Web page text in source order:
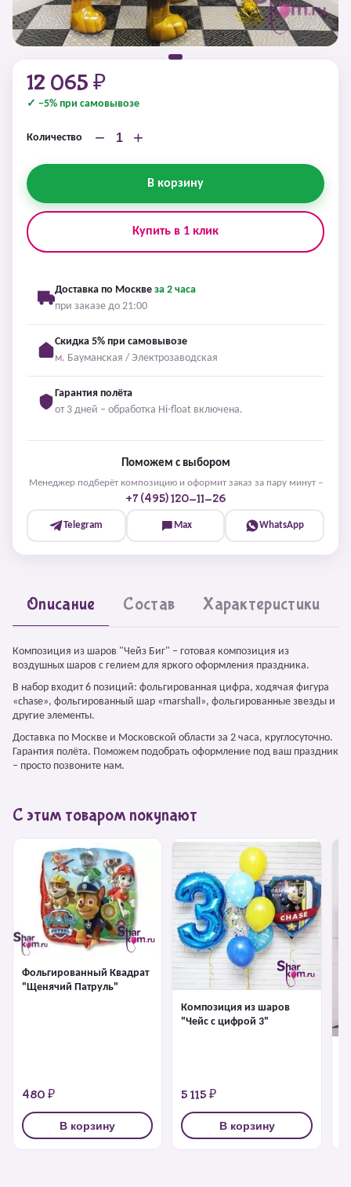
12 065 ₽
✓ −5% при самовывозе
Количество − +
В корзину
Купить в 1 клик
Доставка по Москве за 2 часа
при заказе до 21:00
Скидка 5% при самовывозе
м. Бауманская / Электрозаводская
Гарантия полёта
от 3 дней – обработка Hi-float включена.
Поможем с выбором
Менеджер подберёт композицию и оформит заказ за пару минут –
+7 (495) 120-11-26
Telegram Max WhatsApp
Описание Состав Характеристики
Композиция из шаров "Чейз Биг" – готовая композиция из
воздушных шаров с гелием для яркого оформления праздника.
В набор входит 6 позиций: фольгированная цифра, ходячая фигура
«chase», фольгированный шар «marshall», фольгированные звезды и
другие элементы.
Доставка по Москве и Московской области за 2 часа, круглосуточно.
Гарантия полёта. Поможем подобрать оформление под ваш праздник
– просто позвоните нам.
С этим товаром покупают
Фольгированный Квадрат
"Щенячий Патруль"
480 ₽
В корзину
Композиция из шаров
"Чейс с цифрой 3"
5 115 ₽
В корзину